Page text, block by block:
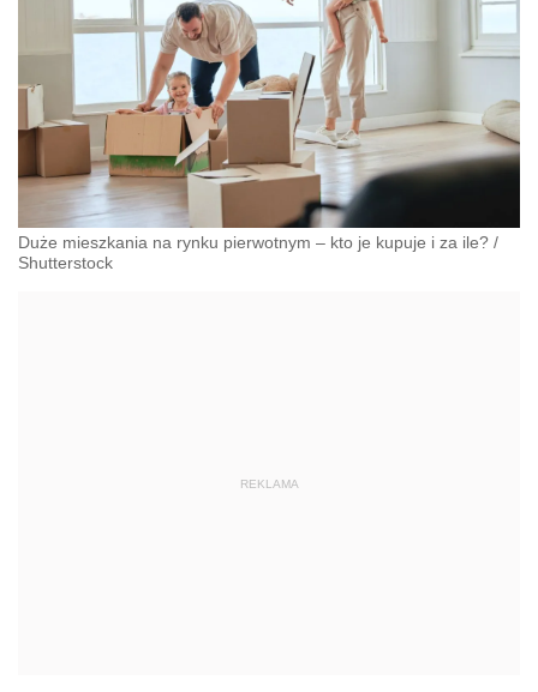
Duże mieszkania na rynku pierwotnym – kto je kupuje i za ile? /
Shutterstock